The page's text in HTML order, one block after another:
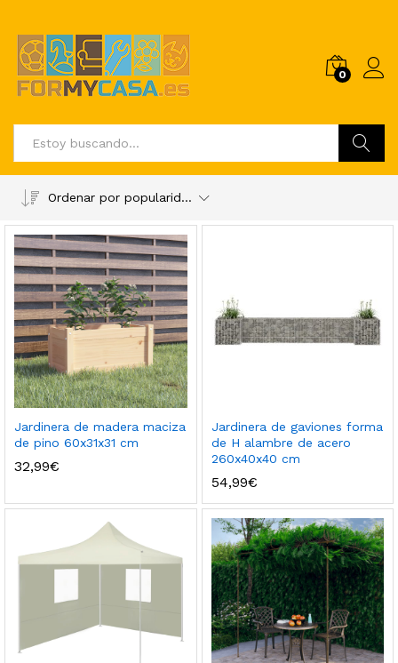
0
Ordenar por popularidad
Jardinera de madera maciza
de pino 60x31x31 cm
32,99€
Jardinera de gaviones forma
de H alambre de acero
260x40x40 cm
54,99€